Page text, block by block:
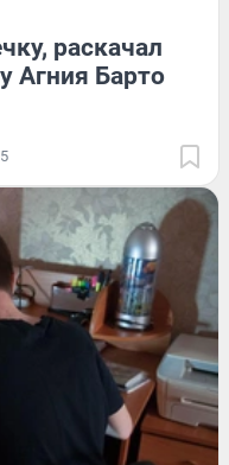
раскачал
Агния Барто